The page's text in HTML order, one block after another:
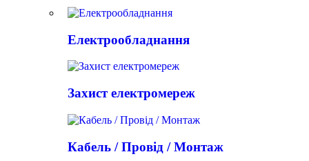
Електрообладнання
Захист електромереж
Кабель / Провід / Монтаж